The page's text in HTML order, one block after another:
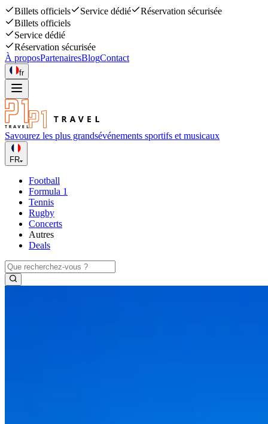
Billets officiels Service dédié
Réservation sécurisée
Billets officiels
Service dédié
Réservation sécurisée
À proposPartenairesBlogContact
fr
Savourez les plus grandsévénements sportifs et musicaux
FR
Football
Formula 1
Tennis
Rugby
Concerts
Autres
Deals